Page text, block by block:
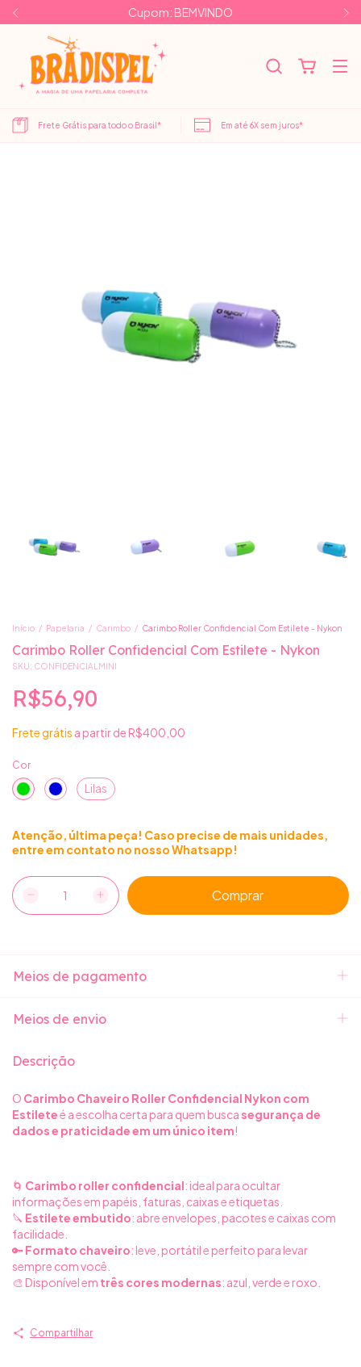
Cupom: BEMVINDO
Frete Grátis para todo o Brasil* Em até 6X sem juros*
Início / Papelaria / Carimbo / Carimbo Roller Confidencial Com Estilete - Nykon
Carimbo Roller Confidencial Com Estilete - Nykon
SKU: CONFIDENCIALMINI
R$56,90
Frete grátis a partir de R$400,00
Cor
Lilas
Atenção, última peça! Caso precise de mais unidades,
entre em contato no nosso Whatsapp!
Meios de pagamento
Meios de envio
Descrição
O Carimbo Chaveiro Roller Confidencial Nykon com
Estileteé a escolha certa para quem busca segurança de
dados e praticidade em um único item!
🌀 Carimbo roller confidencial: ideal para ocultar
informações em papéis, faturas, caixas e etiquetas.
🔪 Estilete embutido: abre envelopes, pacotes e caixas com
facilidade.
🔑 Formato chaveiro: leve, portátil e perfeito para levar
sempre com você.
🎨 Disponível em três cores modernas: azul, verde e roxo.
Compartilhar